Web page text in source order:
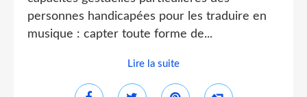
personnes handicapées pour les traduire en
musique : capter toute forme de...
Lire la suite